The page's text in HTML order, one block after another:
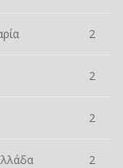
2
2
2
2